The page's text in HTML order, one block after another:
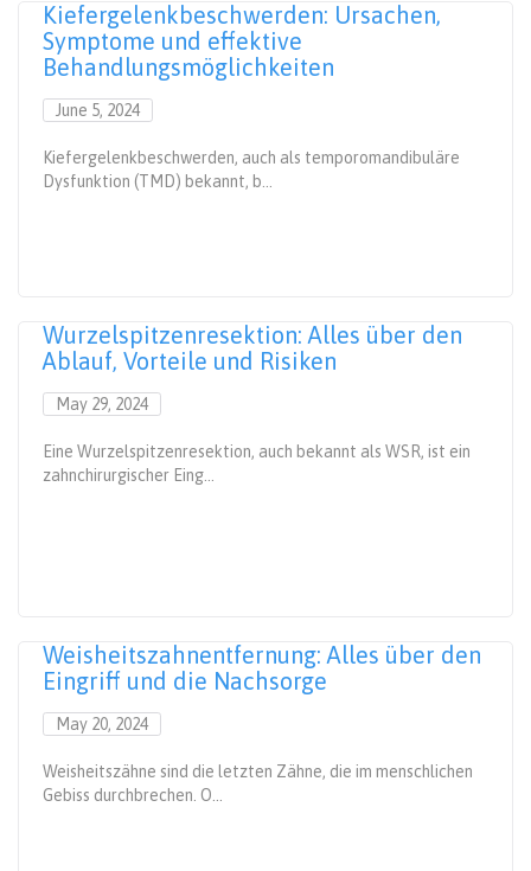
Kiefergelenkbeschwerden: Ursachen,
Symptome und effektive
Behandlungsmöglichkeiten
June 5, 2024
Kiefergelenkbeschwerden, auch als temporomandibuläre
Dysfunktion (TMD) bekannt, b...
Wurzelspitzenresektion: Alles über den
Ablauf, Vorteile und Risiken
May 29, 2024
Eine Wurzelspitzenresektion, auch bekannt als WSR, ist ein
zahnchirurgischer Eing...
Weisheitszahnentfernung: Alles über den
Eingriff und die Nachsorge
May 20, 2024
Weisheitszähne sind die letzten Zähne, die im menschlichen
Gebiss durchbrechen. O...